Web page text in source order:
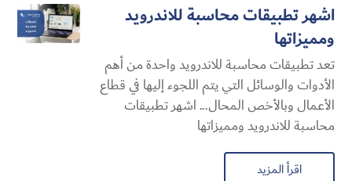
اشهر تطبيقات محاسبة للاندرويد
ومميزاتها
تعد تطبيقات محاسبة للاندرويد واحدة من أهم
الأدوات والوسائل التي يتم اللجوء إليها في قطاع
الأعمال وبالأخص المحال... اشهر تطبيقات
محاسبة للاندرويد ومميزاتها
اقرأ المزيد